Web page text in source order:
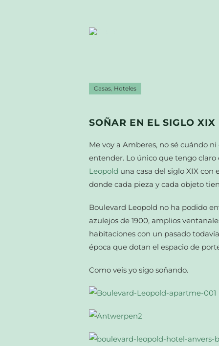
Casas, Hoteles
SOÑAR EN EL SIGLO XIX
Me voy a Amberes, no sé cuándo
entender. Lo único que tengo claro
Leopold una casa del siglo XIX con
donde cada pieza y cada objeto
Boulevard Leopold no ha podido
azulejos de 1900, amplios
habitaciones con un pasado
época que dotan el espacio de
Como veis yo sigo soñando.